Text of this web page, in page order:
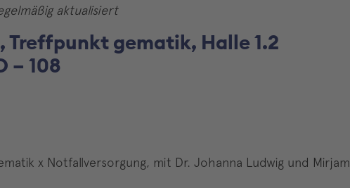
aktualisiert
gematik, Halle 1.2
– 108
x Notfallversorgung, mit Dr. Johanna Ludwig und Mirjam